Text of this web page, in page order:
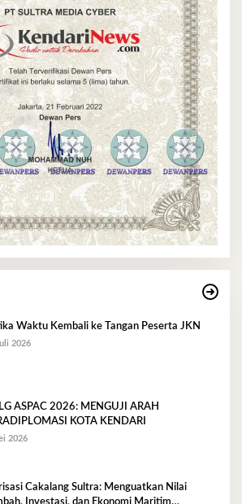
Waktu Kembali ke Tangan Peserta JKN
2026
ASPAC 2026: MENGUJI ARAH
KOTA KENDARI
2026
Cakalang Sultra: Menguatkan Nilai